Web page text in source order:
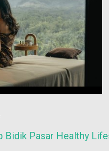
Bidik Pasar Healthy